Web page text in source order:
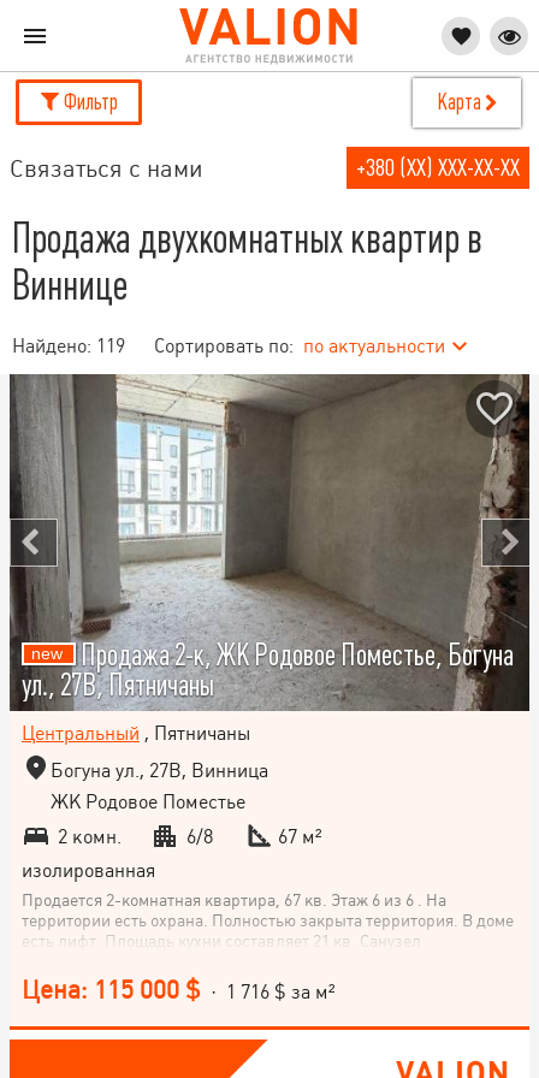
Фильтр Карта
Связаться с нами +380 (XX) XXX-XX-XX
Продажа двухкомнатных квартир в
Виннице
Найдено: 119 Сортировать по: по актуальности
Продажа 2-к, ЖК Родовое Поместье, Богуна
ул., 27В, Пятничаны
Центральный , Пятничаны
Богуна ул., 27В, Винница
ЖК Родовое Поместье
2 комн.
6/8
67 м²
изолированная
Продается 2-комнатная квартира, 67 кв. Этаж 6 из 6 . На
территории есть охрана. Полностью закрыта территория. В доме
есть лифт. Площадь кухни составляет 21 кв. Санузел
индивидуальное. Индивидуальные счётчики: газ,
электричество, вода. Котел на воду. Не упускайте свой момент и
воспользуйтесь прекрасной возможностью. Эта квартира точно
для вас!
Цена: 115 000 $ · 1 716 $ за м²